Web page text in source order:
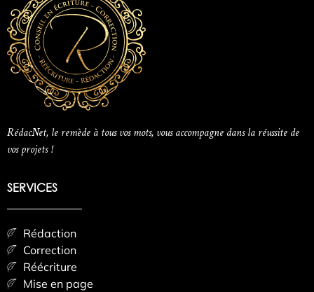
RédacNet, le remède à tous vos mots, vous accompagne dans la réussite de
vos projets !
SERVICES
Rédaction
Correction
Réécriture
Mise en page